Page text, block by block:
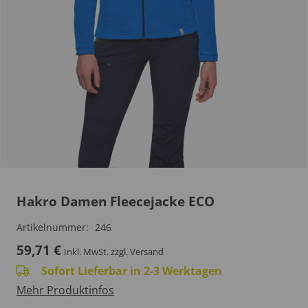
Hakro Damen Fleecejacke ECO
Artikelnummer: 246
59,71 € Inkl. MwSt.zzgl. Versand
Sofort Lieferbar in 2-3 Werktagen
Mehr Produktinfos